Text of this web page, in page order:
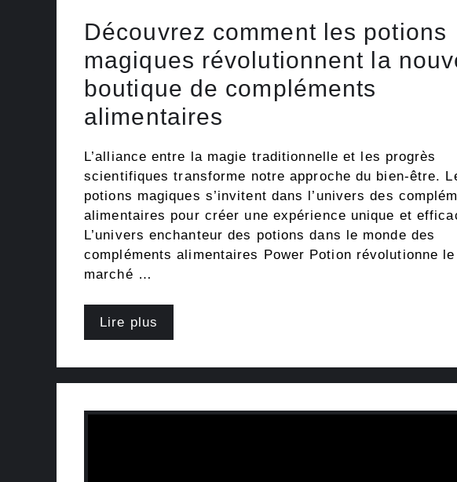
Découvrez comment les potions
magiques révolutionnent la
boutique de compléments
alimentaires
L’alliance entre la magie traditionnelle et les progrès
scientifiques transforme notre approche du bien-être.
potions magiques s’invitent dans l’univers des
alimentaires pour créer une expérience unique et
L’univers enchanteur des potions dans le monde des
compléments alimentaires Power Potion révolutionne le
marché …
Lire plus